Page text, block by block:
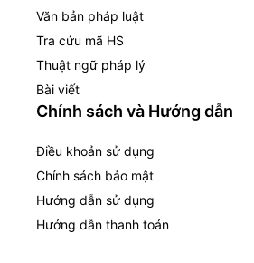
Văn bản pháp luật
Tra cứu mã HS
Thuật ngữ pháp lý
Bài viết
Chính sách và Hướng dẫn
Điều khoản sử dụng
Chính sách bảo mật
Hướng dẫn sử dụng
Hướng dẫn thanh toán